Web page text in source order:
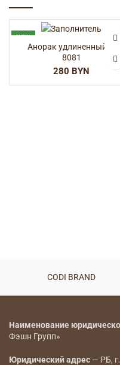
NEW
Анорак удлиненный —
8081
BYN
CODI BRAND
Наименование
Фэшн Групп»
Юридический адрес — РБ,